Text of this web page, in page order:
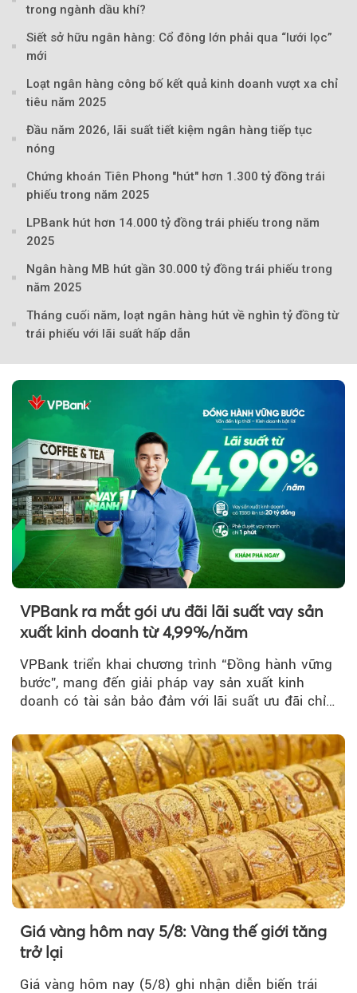
Theo Sở hữu trí
trong ngành dầu khí?
Siết sở hữu ngân hàng: Cổ đông lớn phải qua “lưới lọc”
mới
Loạt ngân hàng công bố kết quả kinh doanh vượt xa chỉ
tiêu năm 2025
Đầu năm 2026, lãi suất tiết kiệm ngân hàng tiếp tục
nóng
Chứng khoán Tiên Phong "hút" hơn 1.300 tỷ đồng trái
phiếu trong năm 2025
LPBank hút hơn 14.000 tỷ đồng trái phiếu trong năm
2025
Ngân hàng MB hút gần 30.000 tỷ đồng trái phiếu trong
năm 2025
Tháng cuối năm, loạt ngân hàng hút về nghìn tỷ đồng từ
trái phiếu với lãi suất hấp dẫn
VPBank ra mắt gói ưu đãi lãi suất vay sản
xuất kinh doanh từ 4,99%/năm
VPBank triển khai chương trình “Đồng hành vững
bước”, mang đến giải pháp vay sản xuất kinh
doanh có tài sản bảo đảm với lãi suất ưu đãi chỉ
Giá vàng hôm nay 5/8: Vàng thế giới tăng
trở lại
Giá vàng hôm nay (5/8) ghi nhận diễn biến trái